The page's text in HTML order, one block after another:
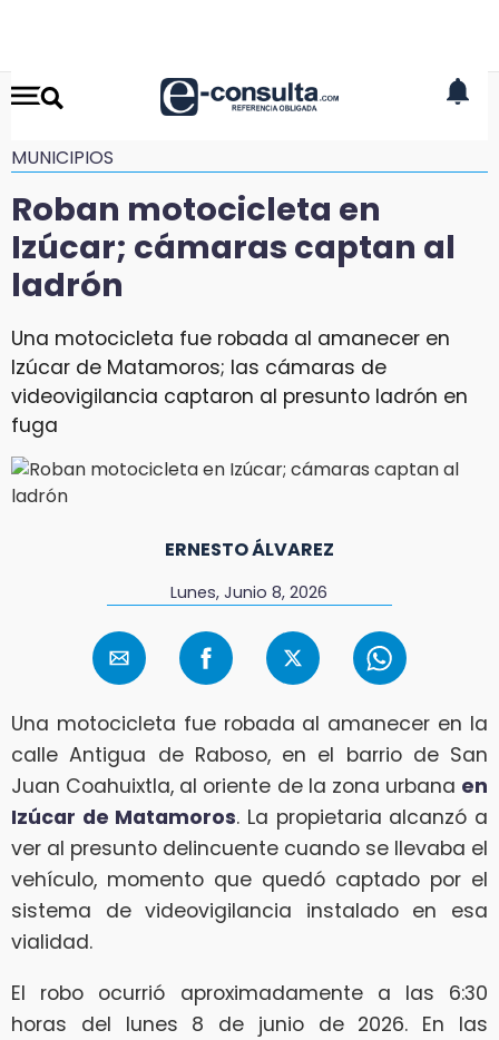
MUNICIPIOS
Roban motocicleta en
Izúcar; cámaras captan al
ladrón
Una motocicleta fue robada al amanecer en
Izúcar de Matamoros; las cámaras de
videovigilancia captaron al presunto ladrón en
fuga
ERNESTO ÁLVAREZ
Lunes, Junio 8, 2026
Una motocicleta fue robada al amanecer en la
calle Antigua de Raboso, en el barrio de San
Juan Coahuixtla, al oriente de la zona urbana en
Izúcar de Matamoros. La propietaria alcanzó a
ver al presunto delincuente cuando se llevaba el
vehículo, momento que quedó captado por el
sistema de videovigilancia instalado en esa
vialidad.
El robo ocurrió aproximadamente a las 6:30
horas del lunes 8 de junio de 2026. En las